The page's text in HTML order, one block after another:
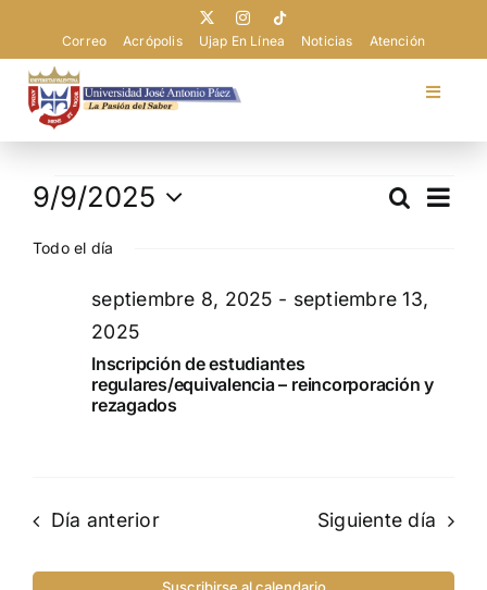
contenido
Correo Acrópolis Ujap En Línea Noticias Atención
Toggle
Pregrado
Postgrado
Eventos
en
2025
y
de
Buscar
Día
9/9/2025
la
Todo el día
Inscripción de estudiantes
regulares/equivalencia – reincorporación y
rezagados
septiembre 8, 2025 - septiembre 13,
2025
Día anterior Siguiente día